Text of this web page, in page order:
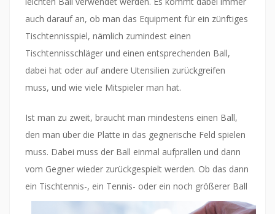
auch darauf an, ob man das Equipment für ein zünftiges
Tischtennisspiel, nämlich zumindest einen
Tischtennisschläger und einen entsprechenden Ball,
dabei hat oder auf andere Utensilien zurückgreifen
muss, und wie viele Mitspieler man hat.
Ist man zu zweit, braucht man mindestens einen Ball,
den man über die Platte in das gegnerische Feld spielen
muss. Dabei muss der Ball einmal aufprallen und dann
vom Gegner wieder zurückgespielt werden. Ob das dann
ein Tischtennis-, ein Tennis- oder ein noch größerer Ball